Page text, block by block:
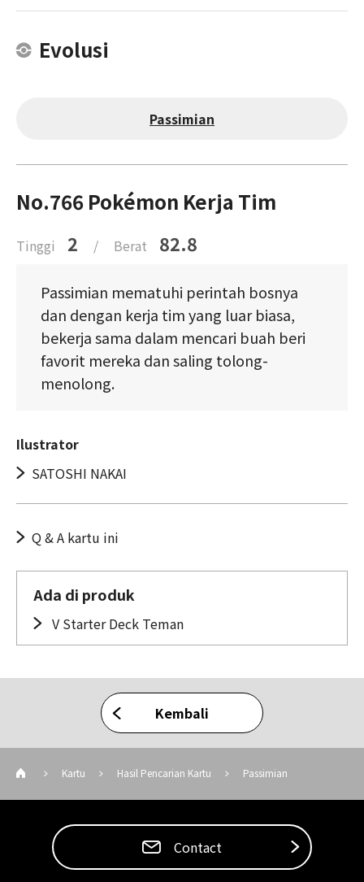
Evolusi
Passimian
No.766 Pokémon Kerja Tim
Tinggi 2 / Berat 82.8
Passimian mematuhi perintah bosnya
dan dengan kerja tim yang luar biasa,
bekerja sama dalam mencari buah beri
favorit mereka dan saling tolong-
menolong.
Ilustrator
SATOSHI NAKAI
Q & A kartu ini
Ada di produk
V Starter Deck Teman
Kembali
Kartu Hasil Pencarian Kartu Passimian
Contact